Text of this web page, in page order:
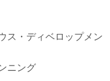
ディベロップメン
ング